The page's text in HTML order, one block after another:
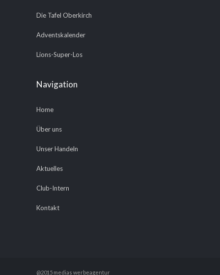
Die Tafel Oberkirch
Adventskalender
Lions-Super-Los
Navigation
Home
Über uns
Unser Handeln
Aktuelles
Club-Intern
Kontakt
@2015 medias werbeagentur